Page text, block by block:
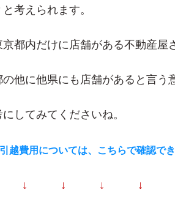
考えられます。
都内だけに店舗がある不動産屋
他に他県にも店舗があると言う
してみてくださいね。
越費用については、こちらで確認でき
↓ ↓ ↓ ↓